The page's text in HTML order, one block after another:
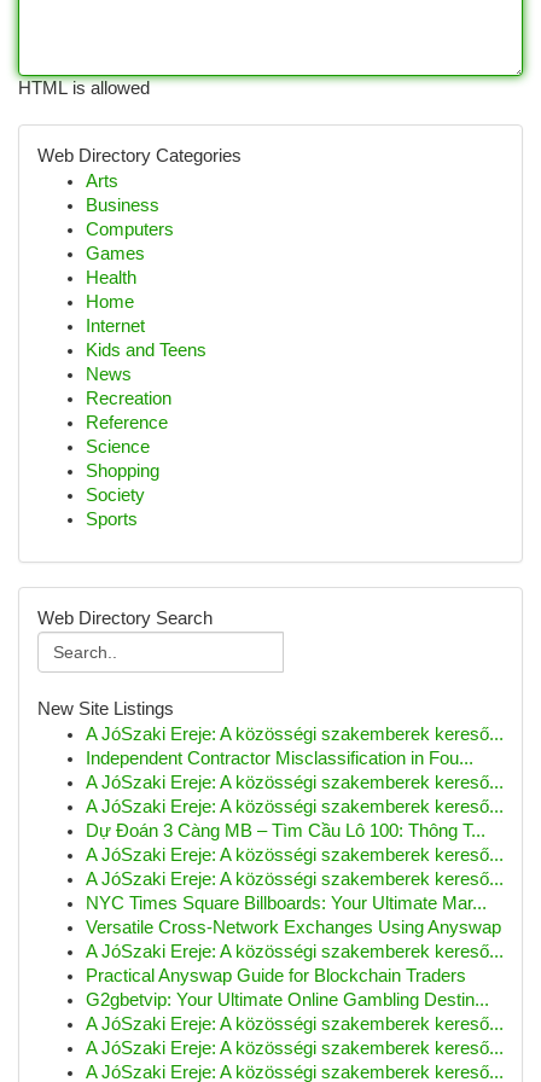
HTML is allowed
Web Directory Categories
Arts
Business
Computers
Games
Health
Home
Internet
Kids and Teens
News
Recreation
Reference
Science
Shopping
Society
Sports
Web Directory Search
New Site Listings
A JóSzaki Ereje: A közösségi szakemberek kereső...
Independent Contractor Misclassification in Fou...
A JóSzaki Ereje: A közösségi szakemberek kereső...
A JóSzaki Ereje: A közösségi szakemberek kereső...
Dự Đoán 3 Càng MB – Tìm Cầu Lô 100: Thông T...
A JóSzaki Ereje: A közösségi szakemberek kereső...
A JóSzaki Ereje: A közösségi szakemberek kereső...
NYC Times Square Billboards: Your Ultimate Mar...
Versatile Cross-Network Exchanges Using Anyswap
A JóSzaki Ereje: A közösségi szakemberek kereső...
Practical Anyswap Guide for Blockchain Traders
G2gbetvip: Your Ultimate Online Gambling Destin...
A JóSzaki Ereje: A közösségi szakemberek kereső...
A JóSzaki Ereje: A közösségi szakemberek kereső...
A JóSzaki Ereje: A közösségi szakemberek kereső...